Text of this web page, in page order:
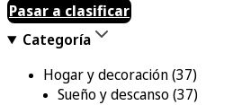
Pasar a clasificar
Categoría
Hogar y decoración(37)
Sueño y descanso(37)